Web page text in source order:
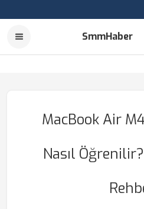
SmmHaber
MacBook Air
Nasıl